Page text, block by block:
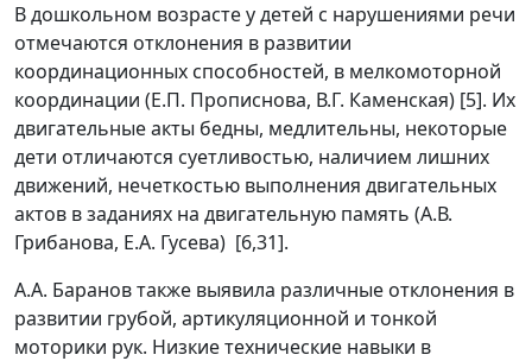
В дошкольном возрасте у детей с нарушениями речи
отмечаются отклонения в развитии
координационных способностей, в мелкомоторной
координации (Е.П. Прописнова, В.Г. Каменская) [5]. Их
двигательные акты бедны, медлительны, некоторые
дети отличаются суетливостью, наличием лишних
движений, нечеткостью выполнения двигательных
актов в заданиях на двигательную память (А.В.
Грибанова, Е.А. Гусева) [6,31].
А.А. Баранов также выявила различные отклонения в
развитии грубой, артикуляционной и тонкой
моторики рук. Низкие технические навыки в